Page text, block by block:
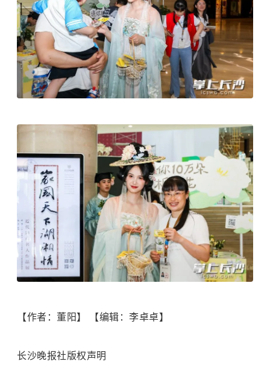
【作者：董阳】 【编辑：李卓卓】
长沙晚报社版权声明